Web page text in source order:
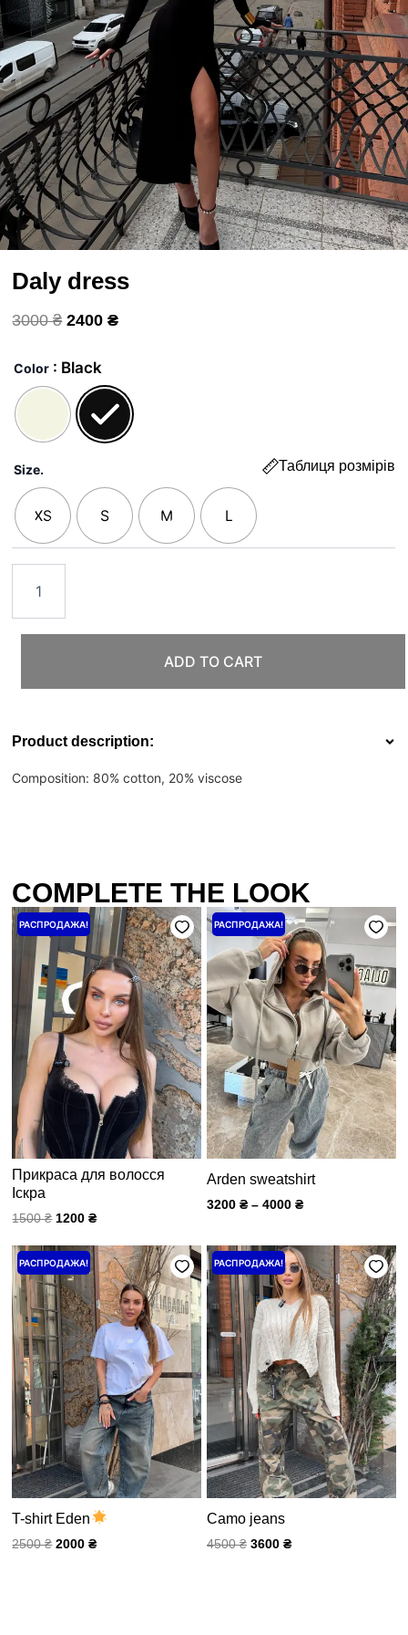
Daly dress
3000₴ Первоначальная
составляла
3000 ₴.
2400₴Текущая
Color : Black
Size. Таблиця розмірів
XS S M L
Дейлі
ADD TO CART
Product description:
Composition: 80% cotton, 20% viscose
COMPLETE THE LOOK
РАСПРОДАЖА!
Прикраса для волосся
Іскра
1500₴
Первоначальная
цена
составляла
1500 ₴.
1200₴
Текущая
цена:
1200 ₴.
РАСПРОДАЖА!
Arden sweatshirt
3200 ₴ – 4000 ₴
Price
range:
3200 ₴
through
4000 ₴
РАСПРОДАЖА!
T-shirt Eden
2500₴
Первоначальная
цена
составляла
2500 ₴.
2000₴
Текущая
цена:
2000 ₴.
РАСПРОДАЖА!
Camo jeans
4500₴
Первоначальная
цена
составляла
4500 ₴.
3600 ₴
Текущая
цена:
3600 ₴.